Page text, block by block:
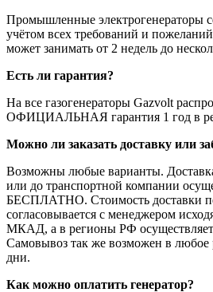
Промышленные электрогенераторы
учётом всех требований и
может занимать от 2 недель до
Есть ли гарантия?
На все газогенераторы Gazvolt
ОФИЦИАЛЬНАЯ гарантия 1 год в
Можно ли заказать доставку или
Возможны любые варианты.
или до транспортной компании
БЕСПЛАТНО. Стоимость доставки
согласовывается с менеджером
МКАД, а в регионы РФ
Самовывоз так же возможен в любое
дни.
Как можно оплатить генератор?